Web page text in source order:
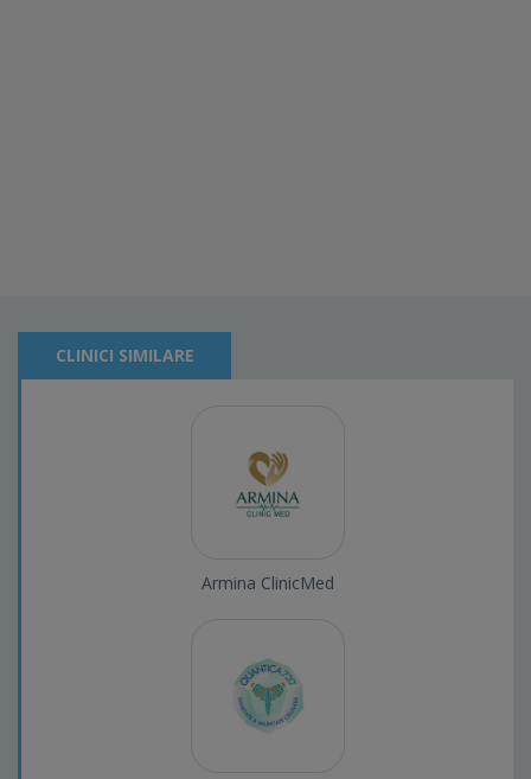
CLINICI SIMILARE
Armina ClinicMed